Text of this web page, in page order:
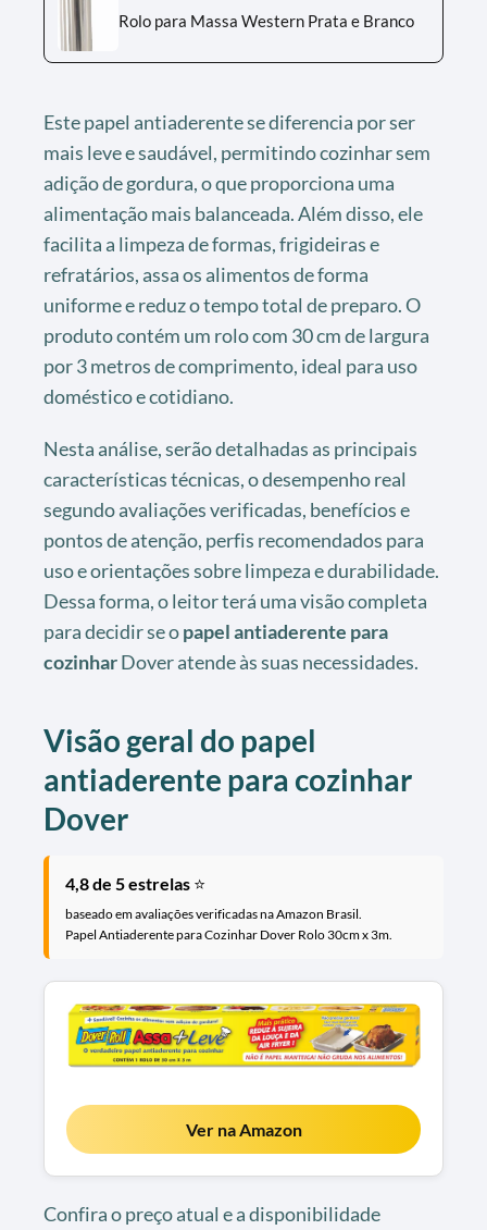
Rolo para Massa Western Prata e Branco
Este papel antiaderente se diferencia por ser
mais leve e saudável, permitindo cozinhar sem
adição de gordura, o que proporciona uma
alimentação mais balanceada. Além disso, ele
facilita a limpeza de formas, frigideiras e
refratários, assa os alimentos de forma
uniforme e reduz o tempo total de preparo. O
produto contém um rolo com 30 cm de largura
por 3 metros de comprimento, ideal para uso
doméstico e cotidiano.
Nesta análise, serão detalhadas as principais
características técnicas, o desempenho real
segundo avaliações verificadas, benefícios e
pontos de atenção, perfis recomendados para
uso e orientações sobre limpeza e durabilidade.
Dessa forma, o leitor terá uma visão completa
para decidir se opapel antiaderente para
cozinharDover atende às suas necessidades.
Visão geral do papel
antiaderente para cozinhar
Dover
4,8 de 5 estrelas ⭐
baseado em avaliações verificadas na Amazon Brasil.
Papel Antiaderente para Cozinhar Dover Rolo 30cm x 3m.
Ver na Amazon
Confira o preço atual e a disponibilidade